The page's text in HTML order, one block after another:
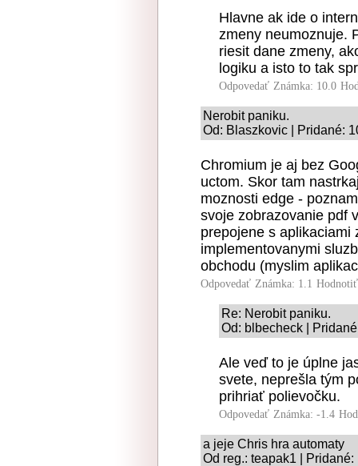
Hlavne ak ide o
zmeny neumoznuje.
riesit dane zmeny,
logiku a isto to tak
Odpovedať Známka: 10.0
Nerobit paniku.
Od: Blaszkovic | Pridané:
Chromium je aj bez
uctom. Skor tam
moznosti edge -
svoje zobrazovanie pdf
prepojene s aplikaciami
implementovanymi
obchodu (myslim
Odpovedať Známka: 1.1
Re: Nerobit paniku.
Od: blbecheck |
Ale veď to je úplne
svete, neprešla tým
prihriať polievočku.
Odpovedať Známka: -1.4
a jeje Chris hra automaty
Od reg.: teapak1 |